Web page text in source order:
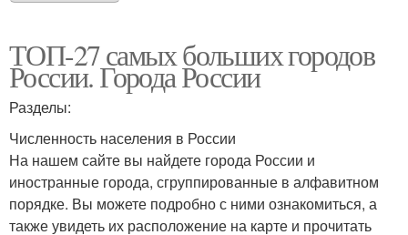
ТОП-27 самых больших городов
России. Города России
Разделы:
Численность населения в России
На нашем сайте вы найдете города России и
иностранные города, сгруппированные в алфавитном
порядке. Вы можете подробно с ними ознакомиться, а
также увидеть их расположение на карте и прочитать